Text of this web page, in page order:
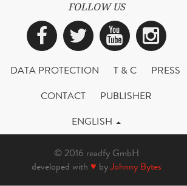
FOLLOW US
Facebook
Twitter
DATA PROTECTION T & C
PRESS
CONTACT
PUBLISHER
ENGLISH
© 2016 readfy GmbH
developed with ♥ byJohnny Bytes